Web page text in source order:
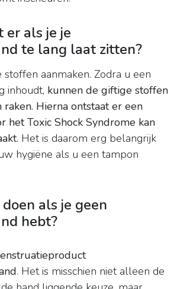
als je je
te lang laat zitten?
aanmaken. Zodra u een
inhoudt, kunnen de giftige stoffen
Hierna ontstaat er een
het Toxic Shock Syndrome kan
. Het is daarom erg belangrijk
hygiëne als u een tampon
als je geen
hebt?
. Het is misschien niet alleen de